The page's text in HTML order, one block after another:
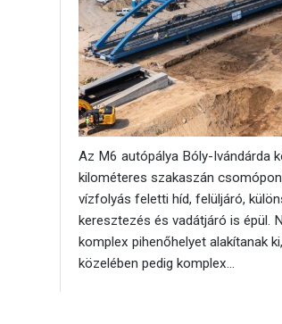
Az M6 autópálya Bóly-Ivándárda
kilométeres szakaszán
vízfolyás feletti híd, felüljáró,
keresztezés és vadátjáró is épül.
komplex pihenőhelyet alakítanak
közelében pedig komplex...